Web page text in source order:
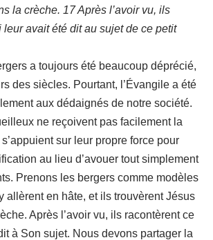
la crèche. 17 Après l’avoir vu, ils
leur avait été dit au sujet de ce petit
a toujours été beaucoup déprécié,
des siècles. Pourtant, l’Évangile a été
aux dédaignés de notre société.
ne reçoivent pas facilement la
sur leur propre force pour
au lieu d’avouer tout simplement
Prenons les bergers comme modèles
allèrent en hâte, et ils trouvèrent Jésus
Après l’avoir vu, ils racontèrent ce
à Son sujet. Nous devons partager la